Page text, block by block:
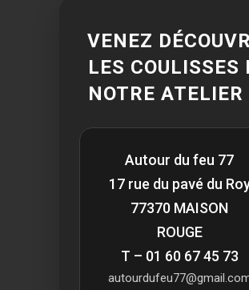
VENEZ
LES COULISSES
NOTRE ATELIER
Autour du feu 77
17 rue du pavé du
77370 MAISON
ROUGE
T – 01 60 67 45 73